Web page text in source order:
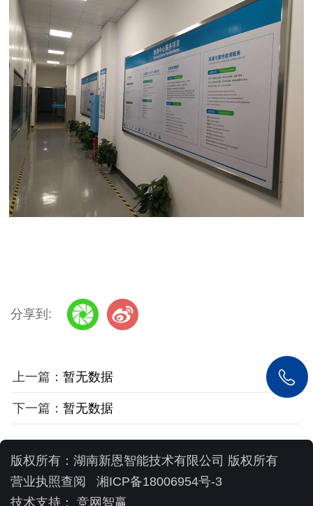
分享到:
上一篇： 暂无数据
下一篇： 暂无数据
版权所有：湖南新恩智能技术有限公司 版权所有
营业执照查阅
湘ICP备18006954号-3
技术支持： 竞网智赢